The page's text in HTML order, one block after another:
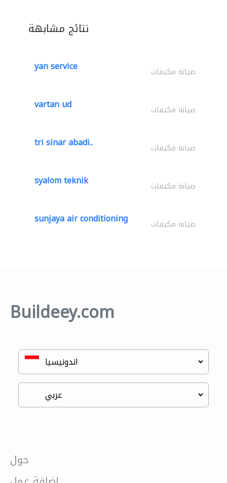
نتائج مشابهة
yan service صيانة مكيفات
vartan ud صيانة مكيفات
tri sinar abadi.. صيانة مكيفات
syalom teknik صيانة مكيفات
sunjaya air conditioning صيانة مكيفات
Buildeey.com
حول